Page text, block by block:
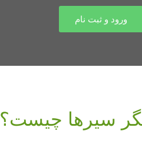
ورود و ثبت نام
سیرها چیست؟